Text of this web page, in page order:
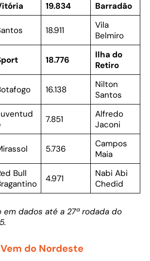
19.834 Barradão
18.911
Vila
Belmiro
18.776
Ilha do
Retiro
16.138
Nilton
Santos
7.851
Alfredo
Jaconi
5.736
Campos
Maia
Bull
4.971
Nabi Abi
Chedid
em dados até a 27ª rodada do
do Nordeste